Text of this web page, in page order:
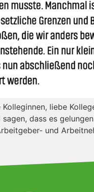
liebe
dass es
und